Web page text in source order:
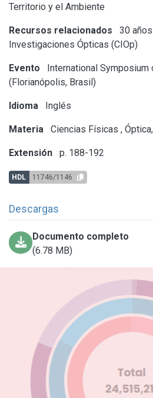
Territorio y el Ambiente
Recursos relacionados
30
Investigaciones Ópticas (CIOp)
Evento
International
(Florianópolis, Brasil)
Idioma Inglés
Materia Ciencias Físicas ,
Extensión p. 188-192
HDL 11746/1146
Descargas
Documento completo
(6.78 MB)